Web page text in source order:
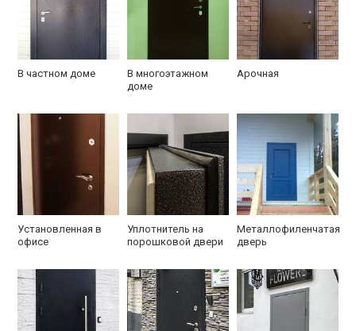
В частном доме
В многоэтажном
доме
Арочная
Установленная в
офисе
Уплотнитель на
порошковой двери
Металлофиленчатая
дверь